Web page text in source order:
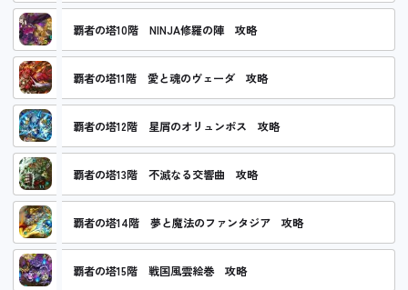
覇者の塔10階 NINJA修羅の陣 攻略
覇者の塔11階 愛と魂のヴェーダ 攻略
覇者の塔12階 星屑のオリュンポス 攻略
覇者の塔13階 不滅なる交響曲 攻略
覇者の塔14階 夢と魔法のファンタジア 攻略
覇者の塔15階 戦国風雲絵巻 攻略